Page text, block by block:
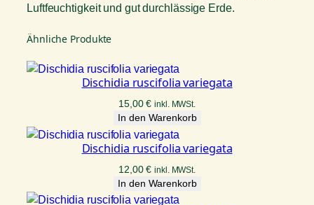
Luftfeuchtigkeit und gut durchlässige Erde.
Ähnliche Produkte
Dischidia ruscifolia variegata
15,00€ inkl. MWSt.
In den Warenkorb
Dischidia ruscifolia variegata
12,00€ inkl. MWSt.
In den Warenkorb